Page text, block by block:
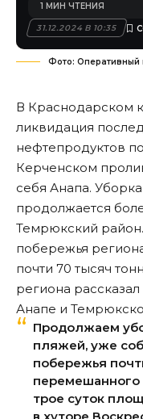
31.12.2024 В 10:35
1 МИН ЧТЕНИЯ
Фото: Оперативный
В Краснодарском
ликвидация
нефтепродуктов
Керченском
себя Анапа.
продолжается
Темрюкский
побережья
почти 70 тысяч
региона
Анапе и
Продолжаем
пляжей, уже
побережья
перемешанного
трое суток